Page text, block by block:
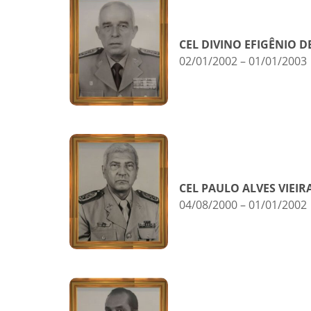
CEL DIVINO EFIGÊNIO
02/01/2002 – 01/01/2003
CEL PAULO ALVES
04/08/2000 – 01/01/2002